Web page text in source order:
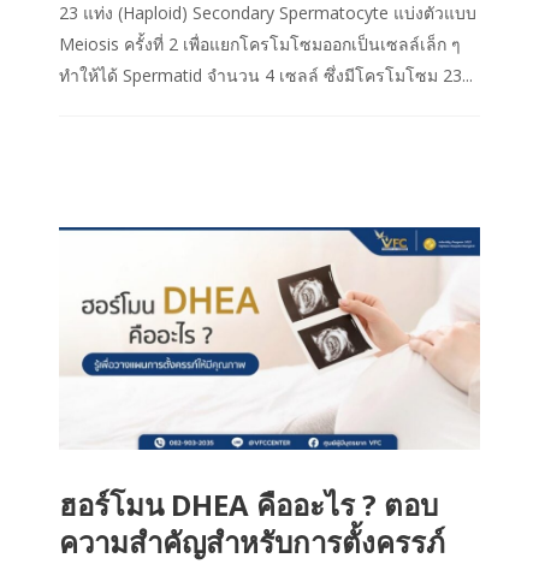
23 แท่ง (Haploid) Secondary Spermatocyte แบ่งตัวแบบ
Meiosis ครั้งที่ 2 เพื่อแยกโครโมโซมออกเป็นเซลล์เล็ก ๆ
ทำให้ได้ Spermatid จำนวน 4 เซลล์ ซึ่งมีโครโมโซม 23...
ฮอร์โมน DHEA คืออะไร ? ตอบ
ความสำคัญสำหรับการตั้งครรภ์